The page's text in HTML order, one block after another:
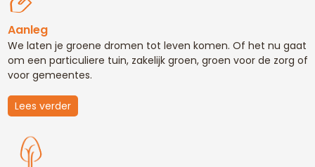
Aanleg
We laten je groene dromen tot leven komen. Of het nu gaat
om een particuliere tuin, zakelijk groen, groen voor de zorg of
voor gemeentes.
Lees verder